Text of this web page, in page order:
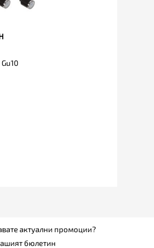
актуални промоции?
бюлетин